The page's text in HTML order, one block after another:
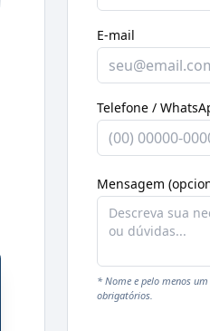
E-mail
Telefone /
Mensagem
* Nome e pelo menos
obrigatórios.